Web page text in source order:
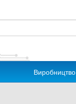
Виробництво